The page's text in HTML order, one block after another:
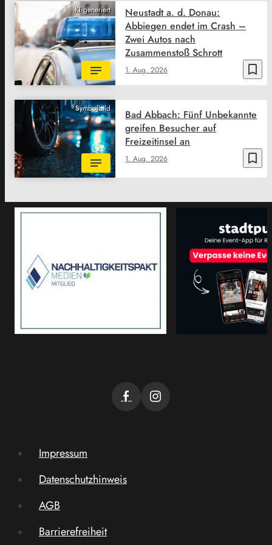
KI generiert
bookmark_border
1. Aug. 2026
Neustadt a. d. Donau:
Abbiegen endet im Crash –
Zwei Autos nach
Zusammenstoß Schrott
Symbolbild
bookmark_border
1. Aug. 2026
Bad Abbach: Fünf Unbekannte
greifen Besucher auf
Freizeitinsel an
Impressum
Datenschutzhinweis
AGB
Barrierefreiheit